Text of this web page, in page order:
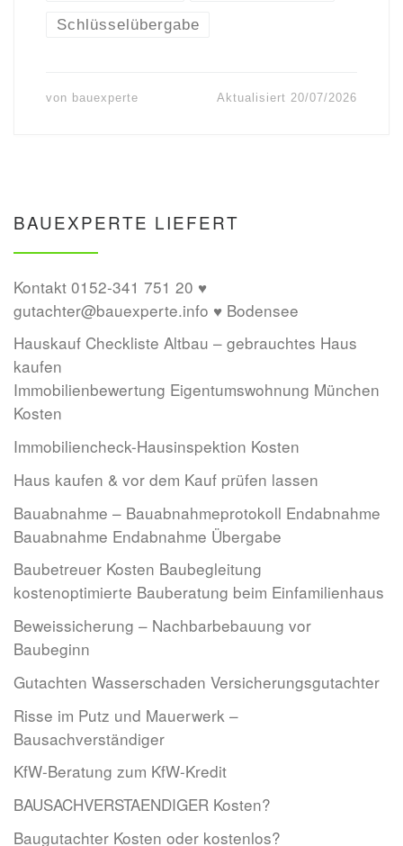
Schlüsselübergabe
von bauexperte Aktualisiert 20/07/2026
BAUEXPERTE LIEFERT
Kontakt 0152-341 751 20 ♥
gutachter@bauexperte.info ♥ Bodensee
Hauskauf Checkliste Altbau – gebrauchtes Haus
kaufen
Immobilienbewertung Eigentumswohnung München
Kosten
Immobiliencheck-Hausinspektion Kosten
Haus kaufen & vor dem Kauf prüfen lassen
Bauabnahme – Bauabnahmeprotokoll Endabnahme
Bauabnahme Endabnahme Übergabe
Baubetreuer Kosten Baubegleitung
kostenoptimierte Bauberatung beim Einfamilienhaus
Beweissicherung – Nachbarbebauung vor
Baubeginn
Gutachten Wasserschaden Versicherungsgutachter
Risse im Putz und Mauerwerk –
Bausachverständiger
KfW-Beratung zum KfW-Kredit
BAUSACHVERSTAENDIGER Kosten?
Baugutachter Kosten oder kostenlos?